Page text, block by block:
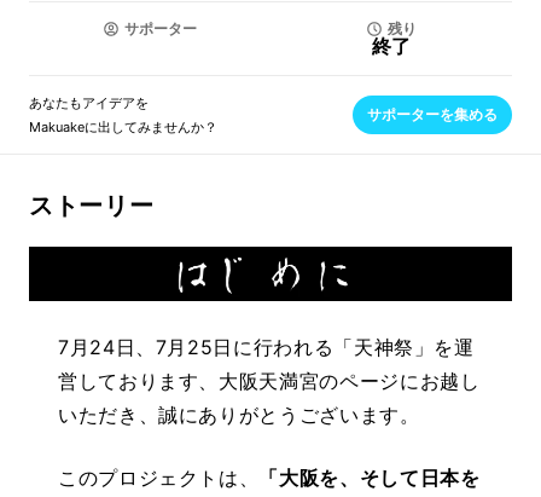
サポーター 残り
終了
あなたもアイデアを
Makuakeに出してみませんか？
サポーターを集める
ストーリー
7月24日、7月25日に行われる「天神祭」を運
営しております、大阪天満宮のページにお越し
いただき、誠にありがとうございます。
このプロジェクトは、
「大阪を、そして日本を